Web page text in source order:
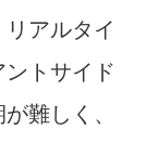
アルタイ
トサイド
難しく、